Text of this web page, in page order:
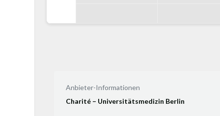
Anbieter-Informationen
Charité – Universitätsmedizin Berlin